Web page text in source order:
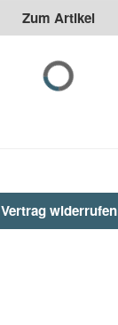
Zum Artikel
Vertrag widerrufen